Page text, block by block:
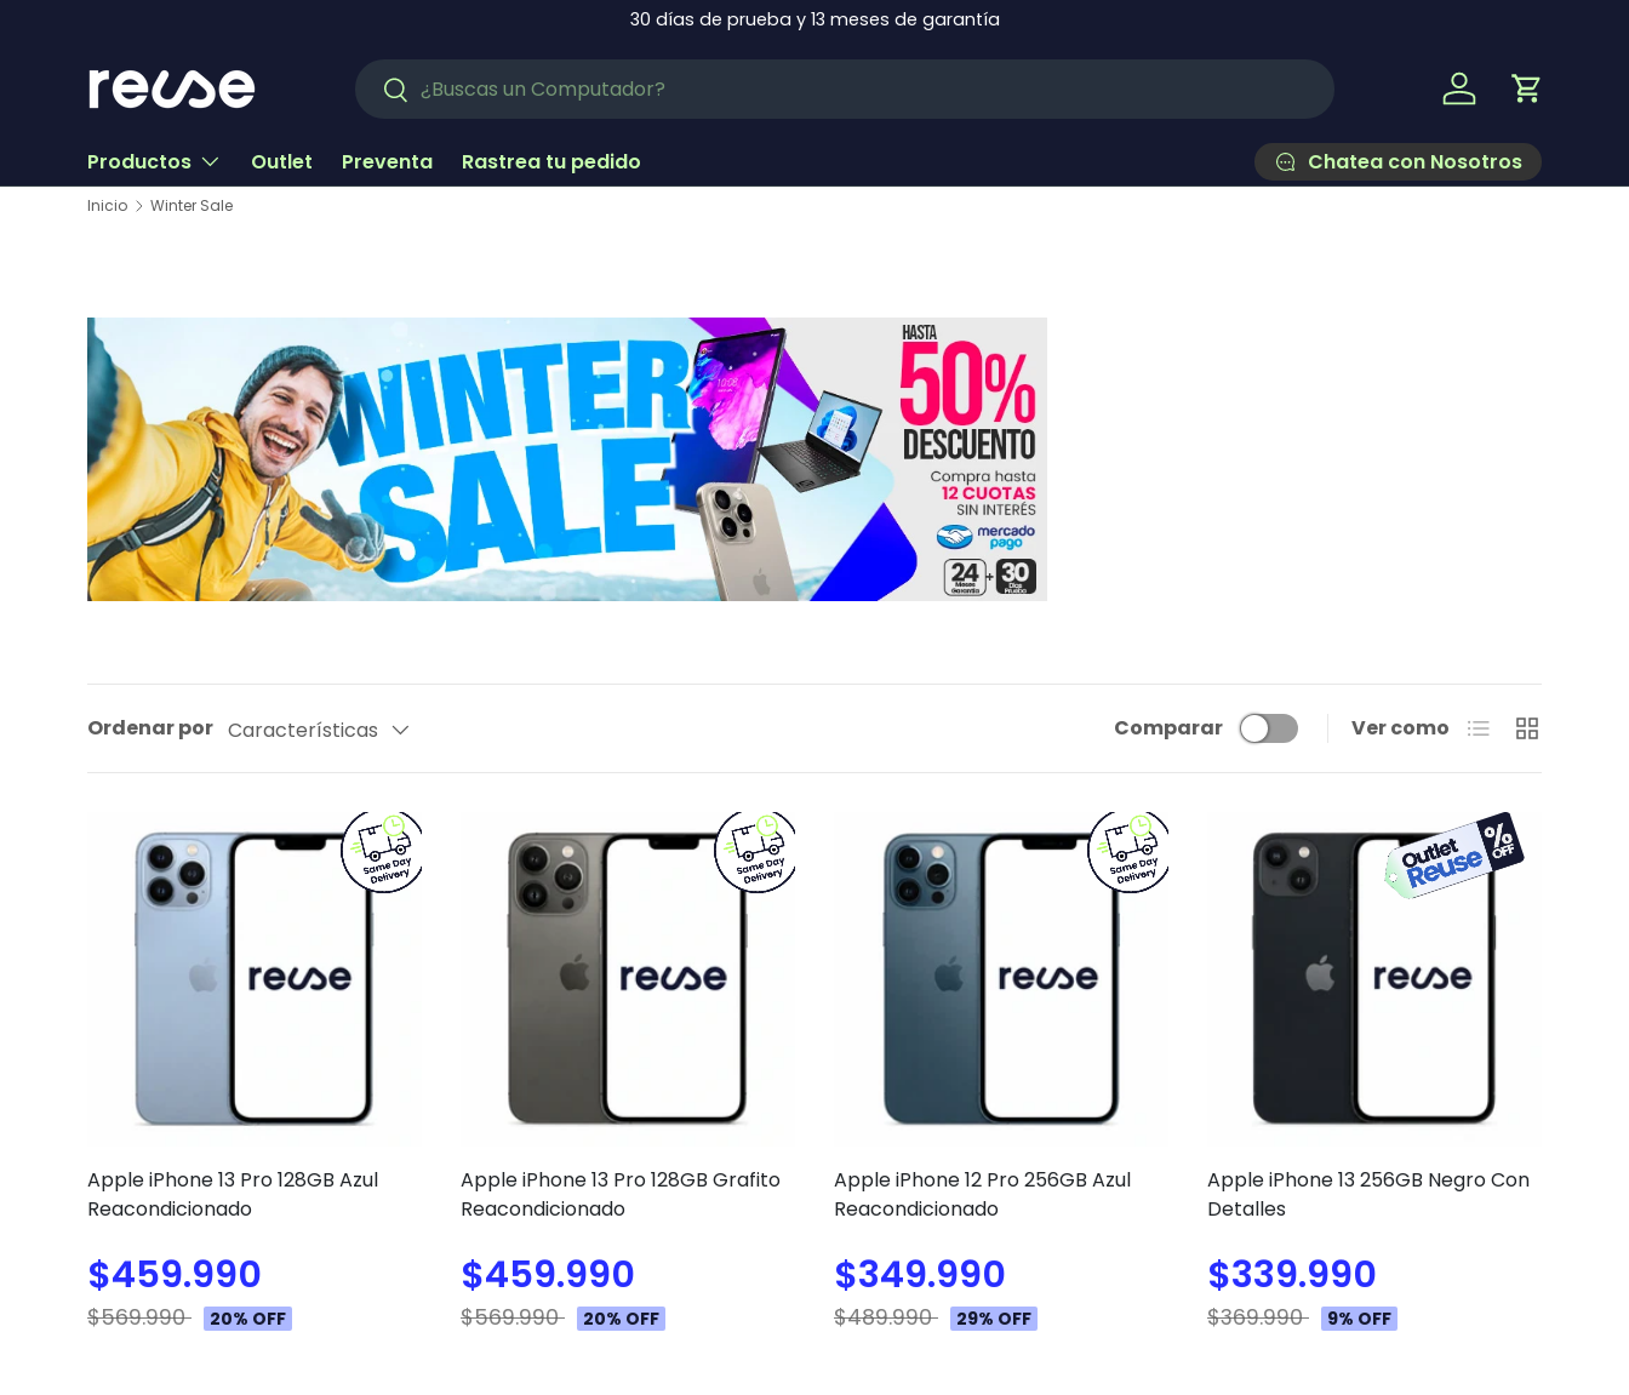
30 días de prueba y 13 meses de garantía
Buscar Iniciar sesión
Carrito
Productos Outlet Preventa Rastrea tu pedido Chatea con Nosotros
Inicio Winter Sale
Ordenar por Características Comparar Ver como Lista Cuadrícula
Apple iPhone 13 Pro 128GB Azul
Reacondicionado
$459.990
$569.990 20% OFF
Apple iPhone 13 Pro 128GB Grafito
Reacondicionado
$459.990
$569.990 20% OFF
Apple iPhone 12 Pro 256GB Azul
Reacondicionado
$349.990
$489.990 29% OFF
Apple iPhone 13 256GB Negro Con
Detalles
$339.990
$369.990 9% OFF